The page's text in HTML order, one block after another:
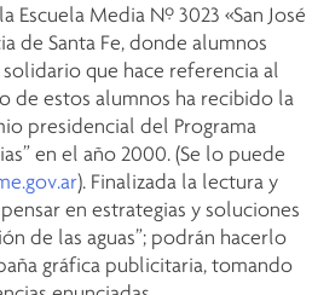
Escuela Media Nº 3023 «San José
de Santa Fe, donde alumnos
que hace referencia al
de estos alumnos ha recibido la
presidencial del Programa
en el año 2000. (Se lo puede
). Finalizada la lectura y
en estrategias y soluciones
de las aguas”; podrán hacerlo
gráfica publicitaria, tomando